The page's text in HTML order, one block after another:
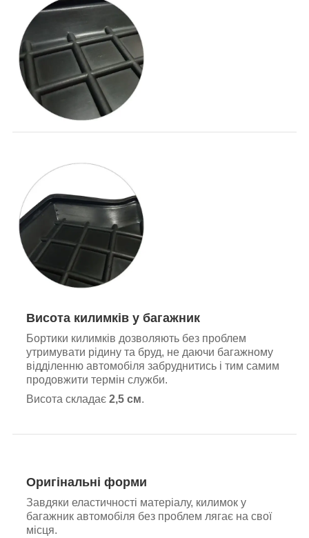
Висота килимків у багажник
Бортики килимків дозволяють без проблем
утримувати рідину та бруд, не даючи багажному
відділенню автомобіля забруднитись і тим самим
продовжити термін служби.
Висота складає 2,5 см.
Оригінальні форми
Завдяки еластичності матеріалу, килимок у
багажник автомобіля без проблем лягає на свої
місця.